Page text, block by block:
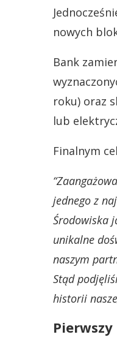
nowych
Bank
roku) oraz
lub
Finalnym
jednego z
Środowiska
unikalne
naszym
Stąd
historii
Pierwszy